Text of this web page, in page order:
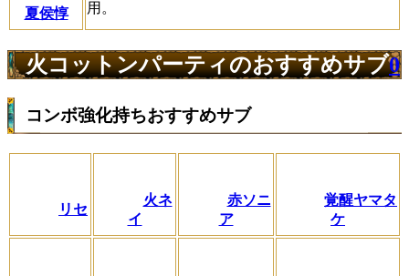
夏侯惇
用。
火コットンパーティのおすすめサブ0
コンボ強化持ちおすすめサブ
リセ
火ネ
イ
赤ソニ
ア
覚醒ヤマタ
ケ